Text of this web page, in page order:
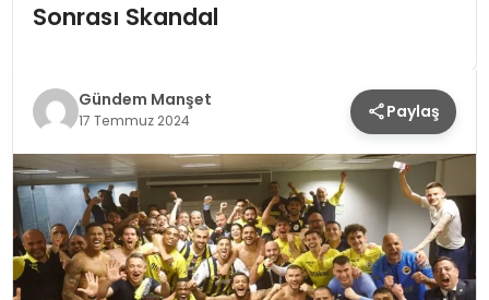
TEKNOLOJI
YAŞAM
Sonrası Skandal
Gündem Manşet
17 Temmuz 2024 Paylaş